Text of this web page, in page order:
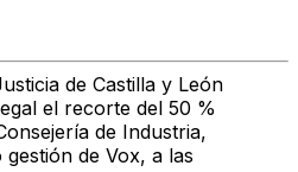
de Castilla y León
el recorte del 50 %
de Industria,
de Vox, a las